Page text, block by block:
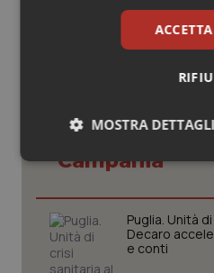
Potrebbe
Campania
Puglia. Unità
Decaro
e conti
MOSTRA DETTAGLI
Necessari